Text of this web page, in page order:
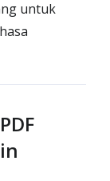
untuk